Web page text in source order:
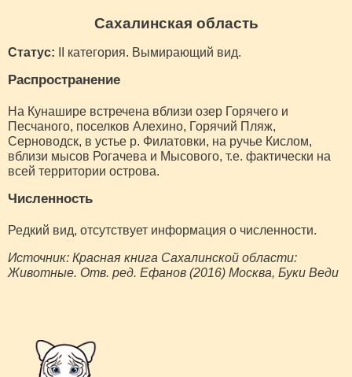
Сахалинская область
Статус: II категория. Вымирающий вид.
Распространение
На Кунашире встречена вблизи озер Горячего и
Песчаного, поселков Алехино, Горячий Пляж,
Серноводск, в устье р. Филатовки, на ручье Кислом,
вблизи мысов Рогачева и Мысового, т.е. фактически на
всей территории острова.
Численность
Редкий вид, отсутствует информация о численности.
Источник: Красная книга Сахалинской области:
Животные. Отв. ред. Ефанов (2016) Москва, Буки Веди